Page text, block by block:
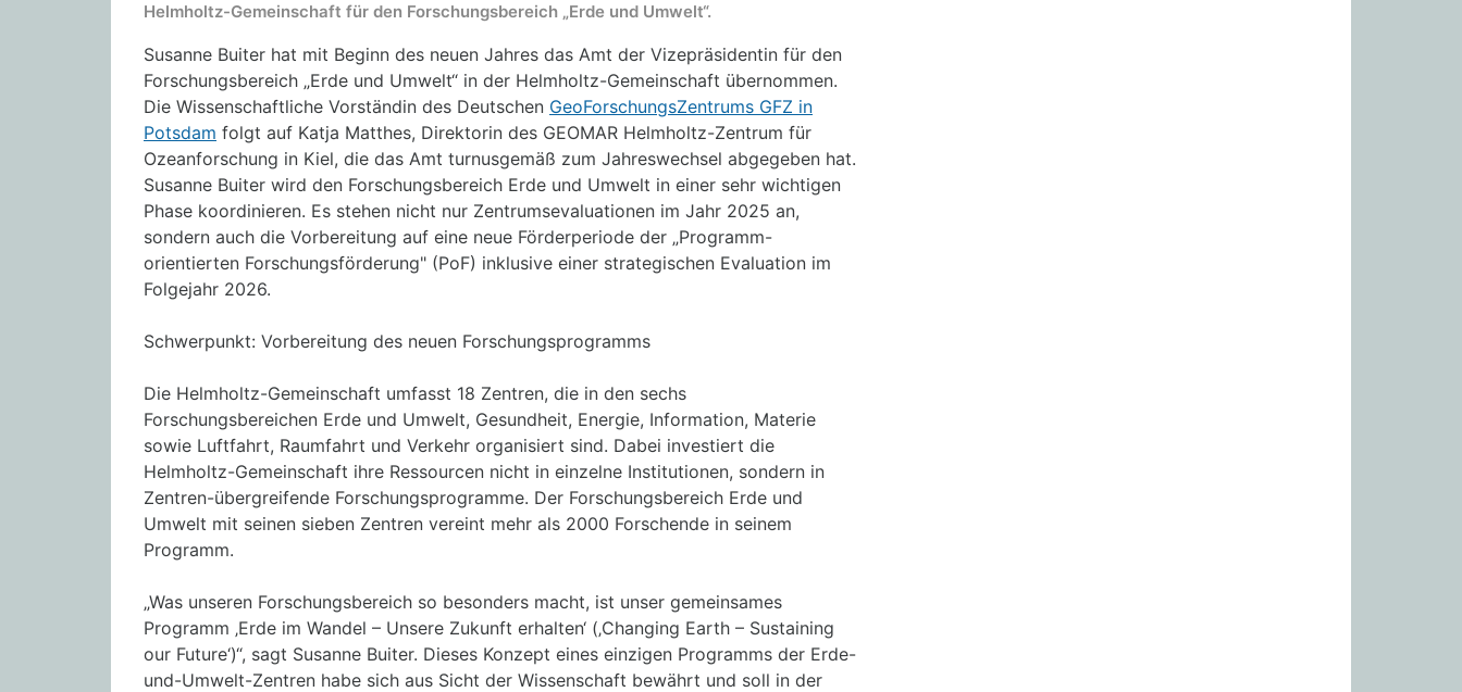
Helmholtz-Gemeinschaft für den Forschungsbereich „Erde und Umwelt“.
Susanne Buiter hat mit Beginn des neuen Jahres das Amt der Vizepräsidentin für den
Forschungsbereich „Erde und Umwelt“ in der Helmholtz-Gemeinschaft übernommen.
Die Wissenschaftliche Vorständin des Deutschen GeoForschungsZentrums GFZ in
Potsdam folgt auf Katja Matthes, Direktorin des GEOMAR Helmholtz-Zentrum für
Ozeanforschung in Kiel, die das Amt turnusgemäß zum Jahreswechsel abgegeben hat.
Susanne Buiter wird den Forschungsbereich Erde und Umwelt in einer sehr wichtigen
Phase koordinieren. Es stehen nicht nur Zentrumsevaluationen im Jahr 2025 an,
sondern auch die Vorbereitung auf eine neue Förderperiode der „Programm-
orientierten Forschungsförderung" (PoF) inklusive einer strategischen Evaluation im
Folgejahr 2026.
Schwerpunkt: Vorbereitung des neuen Forschungsprogramms
Die Helmholtz-Gemeinschaft umfasst 18 Zentren, die in den sechs
Forschungsbereichen Erde und Umwelt, Gesundheit, Energie, Information, Materie
sowie Luftfahrt, Raumfahrt und Verkehr organisiert sind. Dabei investiert die
Helmholtz-Gemeinschaft ihre Ressourcen nicht in einzelne Institutionen, sondern in
Zentren-übergreifende Forschungsprogramme. Der Forschungsbereich Erde und
Umwelt mit seinen sieben Zentren vereint mehr als 2000 Forschende in seinem
Programm.
„Was unseren Forschungsbereich so besonders macht, ist unser gemeinsames
Programm ‚Erde im Wandel – Unsere Zukunft erhalten‘ (‚Changing Earth – Sustaining
our Future‘)“, sagt Susanne Buiter. Dieses Konzept eines einzigen Programms der Erde-
und-Umwelt-Zentren habe sich aus Sicht der Wissenschaft bewährt und soll in der